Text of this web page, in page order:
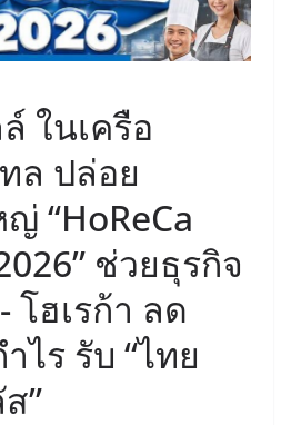
ในเครือ
ล ปล่อย
“HoReCa
ช่วยธุรกิจ
โฮเรก้า ลด
ไร รับ “ไทย
”